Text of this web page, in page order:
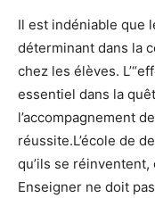
Il est indéniable que
déterminant dans la
chez les élèves.
essentiel dans la
l’accompagnement
réussite.L’école de
qu’ils se
Enseigner ne doit